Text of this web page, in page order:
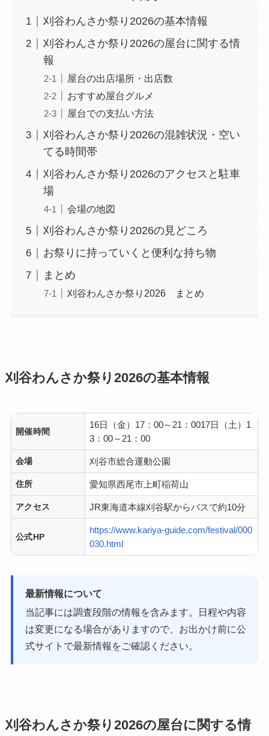
刈谷わんさか祭り2026の基本情報
刈谷わんさか祭り2026の屋台に関する情
報
屋台の出店場所・出店数
おすすめ屋台グルメ
屋台での支払い方法
刈谷わんさか祭り2026の混雑状況・空い
てる時間帯
刈谷わんさか祭り2026のアクセスと駐車
場
会場の地図
刈谷わんさか祭り2026の見どころ
お祭りに持っていくと便利な持ち物
まとめ
刈谷わんさか祭り2026 まとめ
刈谷わんさか祭り2026の基本情報
開催時間
16日（金）17：00～21：0017日（土）1
3：00～21：00
会場 刈谷市総合運動公園
住所 愛知県西尾市上町稲荷山
アクセス JR東海道本線刈谷駅からバスで約10分
公式HP
https://www.kariya-guide.com/festival/000
030.html
最新情報について
当記事には調査段階の情報を含みます。日程や内容
は変更になる場合がありますので、お出かけ前に公
式サイトで最新情報をご確認ください。
刈谷わんさか祭り2026の屋台に関する情